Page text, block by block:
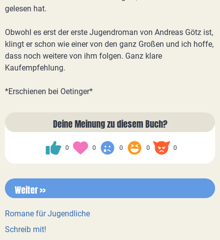
gelesen hat.
Obwohl es erst der erste Jugendroman von Andreas Götz ist,
klingt er schon wie einer von den ganz Großen und ich hoffe,
dass noch weitere von ihm folgen. Ganz klare
Kaufempfehlung.
*Erschienen bei Oetinger*
Deine Meinung zu diesem Buch?
0 0 0 0 0
Weiter >>
Romane für Jugendliche
Schreib mit!